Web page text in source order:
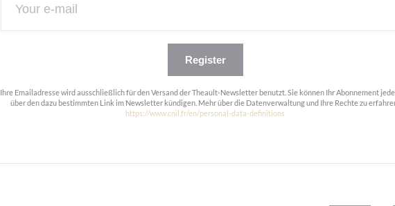
Register
Ihre Emailadresse wird ausschließlich für den Versand der Theault-Newsletter benutzt. Sie können Ihr Abonnement
über den dazu bestimmten Link im Newsletter kündigen. Mehr über die Datenverwaltung und Ihre Rechte zu
https://www.cnil.fr/en/personal-data-definitions